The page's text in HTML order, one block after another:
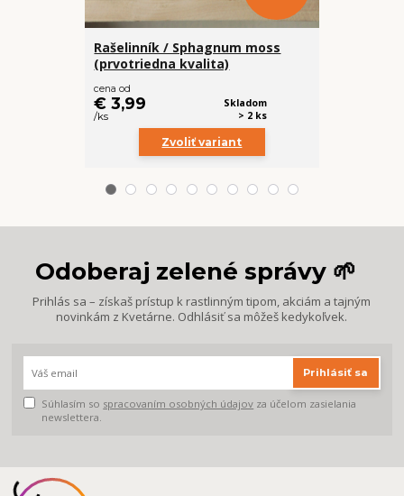
Rašelinník / Sphagnum moss
(prvotriedna kvalita)
cena od
€ 3,99
/ks
Skladom
> 2 ks
Zvoliť variant
Odoberaj zelené správy 🌱
Prihlás sa – získaš prístup k rastlinným tipom, akciám a tajným
novinkám z Kvetárne. Odhlásiť sa môžeš kedykoľvek.
Prihlásiť sa
Súhlasím so spracovaním osobných údajov za účelom zasielania
newslettera.